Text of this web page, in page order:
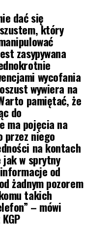
dać się
który
zasypywana
wycofania
wywiera na
pamiętać, że
do
ma pojęcia na
przez niego
na kontach
jak w sprytny
od
żadnym pozorem
takich
– mówi